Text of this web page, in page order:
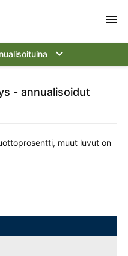
menu
keyboard_arrow_down
- annualisoidut
muut luvut on